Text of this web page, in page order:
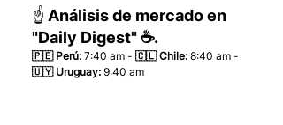
☝️ Análisis de mercado en
"Daily Digest" ☕.
🇵🇪 Perú: 7:40 am - 🇨🇱 Chile: 8:40 am -
🇺🇾 Uruguay: 9:40 am